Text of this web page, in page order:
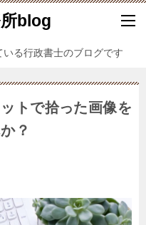
blog
る行政書士のブログです
トで拾った画像を
？